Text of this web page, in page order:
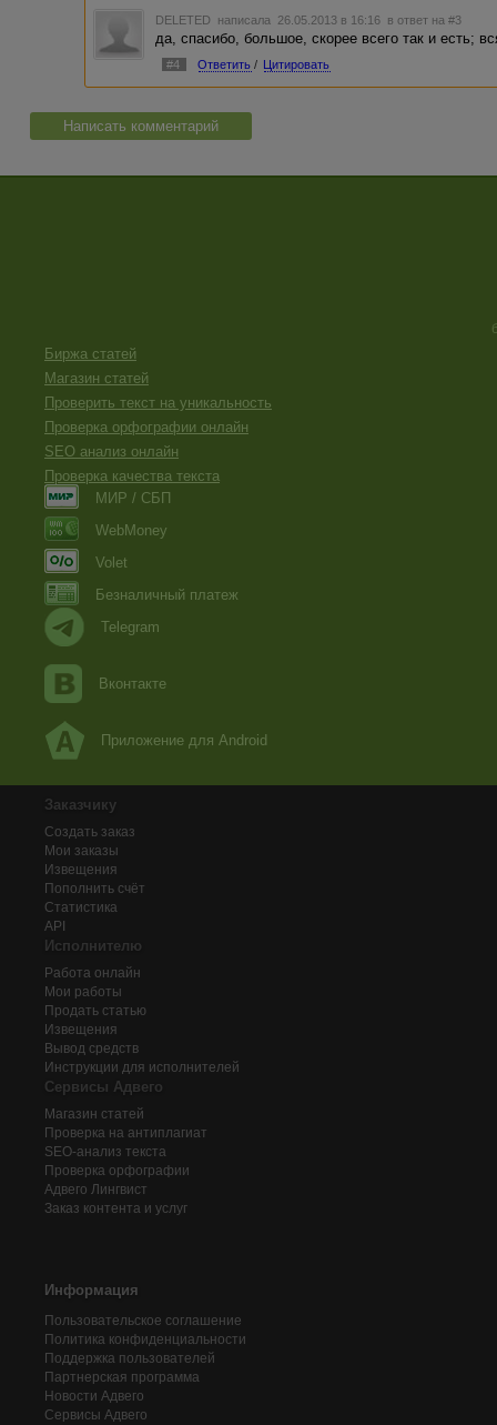
DELETED написала 26.05.2013 в 16:16 в ответ на #3
да, спасибо, большое, скорее всего так и есть;
#4 Ответить / Цитировать
Написать комментарий
Биржа статей
Магазин статей
Проверить текст на уникальность
Проверка орфографии онлайн
SEO анализ онлайн
Проверка качества текста
МИР / СБП
WebMoney
Volet
Безналичный платеж
Telegram
Вконтакте
Приложение для Android
Заказчику
Создать заказ
Мои заказы
Извещения
Пополнить счёт
Статистика
API
Исполнителю
Работа онлайн
Мои работы
Продать статью
Извещения
Вывод средств
Инструкции для исполнителей
Сервисы Адвего
Магазин статей
Проверка на антиплагиат
SEO-анализ текста
Проверка орфографии
Адвего Лингвист
Заказ контента и услуг
Информация
Пользовательское соглашение
Политика конфиденциальности
Поддержка пользователей
Партнерская программа
Новости Адвего
Сервисы Адвего